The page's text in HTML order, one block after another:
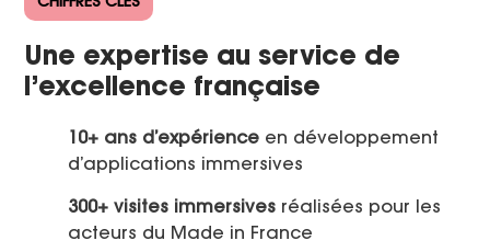
Une expertise au service de
l’excellence française
10+ ans d’expérience en développement
d’applications immersives
300+ visites immersives réalisées pour les
acteurs du Made in France